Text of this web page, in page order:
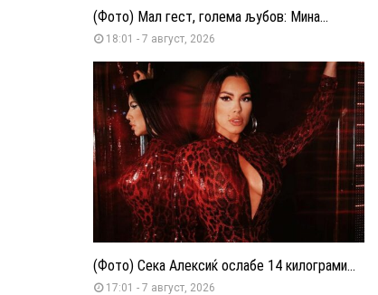
(Фото) Мал гест, голема љубов: Мина...
18:01 - 7 август, 2026
(Фото) Сека Алексиќ ослабе 14 килограми...
17:01 - 7 август, 2026